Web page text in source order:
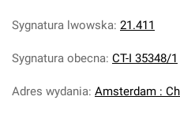
Sygnatura lwowska: 21.411
Sygnatura obecna: CT-I 35348/1
Adres wydania: Amsterdam :